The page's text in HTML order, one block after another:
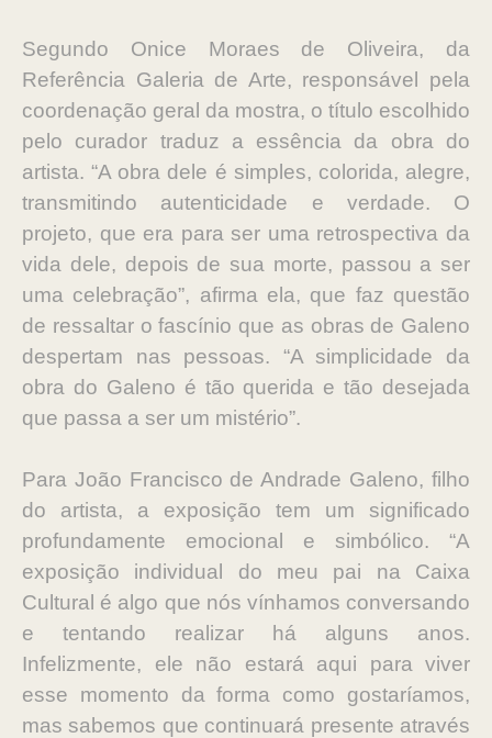
Segundo Onice Moraes de Oliveira, da
Referência Galeria de Arte, responsável pela
coordenação geral da mostra, o título escolhido
pelo curador traduz a essência da obra do
artista. “A obra dele é simples, colorida, alegre,
transmitindo autenticidade e verdade. O
projeto, que era para ser uma retrospectiva da
vida dele, depois de sua morte, passou a ser
uma celebração”, afirma ela, que faz questão
de ressaltar o fascínio que as obras de Galeno
despertam nas pessoas. “A simplicidade da
obra do Galeno é tão querida e tão desejada
que passa a ser um mistério”.
Para João Francisco de Andrade Galeno, filho
do artista, a exposição tem um significado
profundamente emocional e simbólico. “A
exposição individual do meu pai na Caixa
Cultural é algo que nós vínhamos conversando
e tentando realizar há alguns anos.
Infelizmente, ele não estará aqui para viver
esse momento da forma como gostaríamos,
mas sabemos que continuará presente através